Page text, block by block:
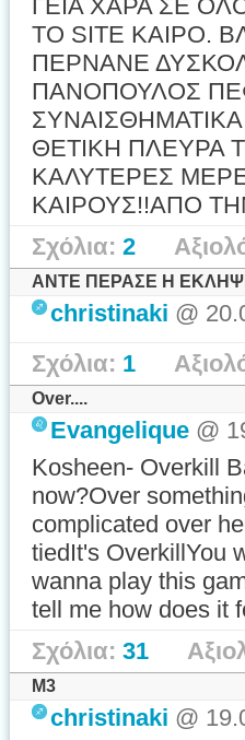
ΓΕΙΑ ΧΑΡΑ ΣΕ
ΤΟ SITE ΚΑΙΡΟ.
ΠΕΡΝΑΝΕ
ΠΑΝΟΠΟΥΛΟΣ
ΘΕΤΙΚΗ ΠΛΕΥΡΑ
ΚΑΛΥΤΕΡΕΣ
ΚΑΙΡΟΥΣ!!ΑΠΟ
Σχόλια: 2
ΑΝΤΕ ΠΕΡΑΣΕ Η
christinaki @
Σχόλια: 1
Over....
Evangelique @
Kosheen- Overkill
now?Over
complicated over
tiedIt's OverkillYou
wanna play this
tell me how does it
Σχόλια: 31
M3
christinaki @